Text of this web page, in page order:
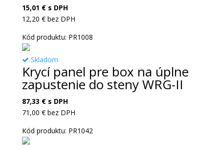
15,01 €s DPH
12,20 €bez DPH
Kód produktu: PR1008
Skladom
Krycí panel pre box na úplne
zapustenie do steny WRG-II
87,33 €s DPH
71,00 €bez DPH
Kód produktu: PR1042